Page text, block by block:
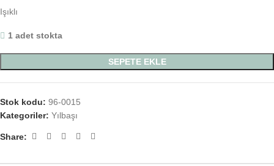
Işıklı
1 adet stokta
SEPETE EKLE
Stok kodu: 96-0015
Kategoriler: Yılbaşı
Share: